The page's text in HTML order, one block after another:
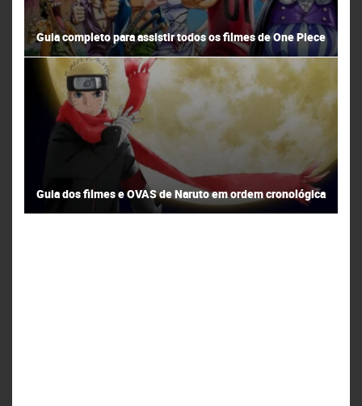
Guia completo para assistir todos os filmes de One Piece
Guia dos filmes e OVAS de Naruto em ordem cronológica